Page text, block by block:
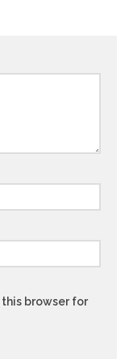
browser for